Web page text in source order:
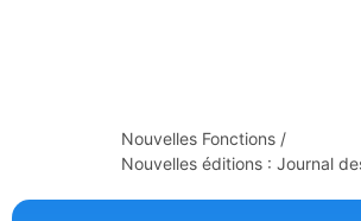
Nouvelles Fonctions /
Nouvelles éditions : Journal